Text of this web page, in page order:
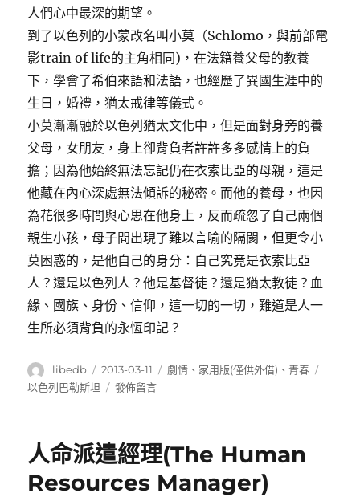
人們心中最深的期望。
到了以色列的小蒙改名叫小莫（Schlomo，與前部電
影train of life的主角相同)，在法籍養父母的教養
下，學會了希伯來語和法語，也經歷了異國生涯中的
生日，婚禮，猶太戒律等儀式。
小莫漸漸融於以色列猶太文化中，但是面對身旁的養
父母，女朋友，身上卻背負者許許多多感情上的負
擔；因為他始終無法忘記仍在衣索比亞的母親，這是
他藏在內心深處無法傾訴的秘密。而他的養母，也因
為花很多時間與心思在他身上，反而疏忽了自己兩個
親生小孩，母子間出現了難以言喻的隔閡，但更令小
莫困惑的，是他自己的身分：自己究竟是衣索比亞
人？還是以色列人？他是基督徒？還是猶太教徒？血
緣、國族、身份、信仰，這一切的一切，難道是人一
生所必須背負的永恆印記？
作
者
libedb
發
佈
2013-03-11
分
劇情 、 家用版(僅供外借) 、青春
以色列巴勒斯坦
在
命
希
發佈留言
人命派遣經理(The Human
Resources Manager)